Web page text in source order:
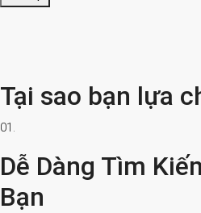
Tại sao bạn lựa
01.
Dễ Dàng Tìm
Bạn